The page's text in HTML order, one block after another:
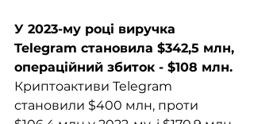
У 2023-му році виручка
Telegram становила $342,5 млн,
операційний збиток - $108 млн.
Криптоактиви Telegram
становили $400 млн, проти